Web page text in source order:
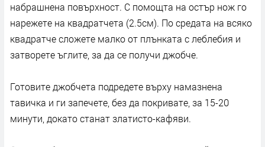
набрашнена повърхност. С помощта на остър нож го
нарежете на квадратчета (2.5см). По средата на всяко
квадратче сложете малко от плънката с леблебия и
затворете ъглите, за да се получи джобче.
Готовите джобчета подредете върху намазнена
тавичка и ги запечете, без да покривате, за 15-20
минути, докато станат златисто-кафяви.